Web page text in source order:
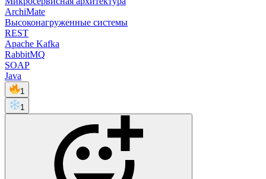
ArchiMate
Высоконагруженные системы
REST
Apache Kafka
RabbitMQ
SOAP
Java
1
1